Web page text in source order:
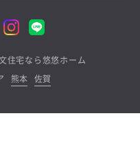
住宅なら悠悠ホーム
熊本 佐賀